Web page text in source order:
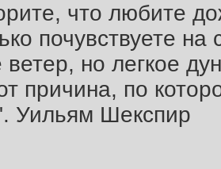
что любите
почувствуете
но легкое
причина, по
Уильям Шекспир